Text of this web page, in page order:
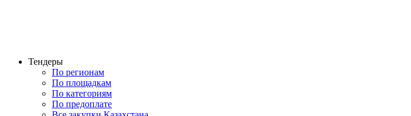
Тендеры
По регионам
По площадкам
По категориям
По предоплате